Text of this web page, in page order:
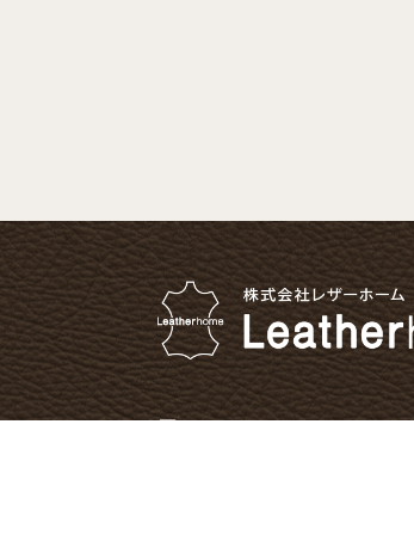
〒112-0015